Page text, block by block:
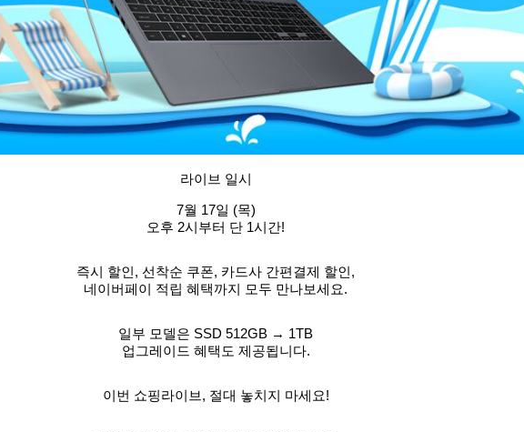
라이브 일시
7월 17일 (목)
오후 2시부터 단 1시간!
즉시 할인, 선착순 쿠폰, 카드사 간편결제 할인,
네이버페이 적립 혜택까지 모두 만나보세요.
일부 모델은 SSD 512GB → 1TB
업그레이드 혜택도 제공됩니다.
이번 쇼핑라이브, 절대 놓치지 마세요!